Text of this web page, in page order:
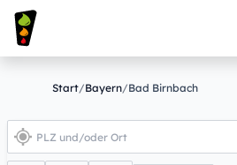
Start/Bayern/Bad Birnbach